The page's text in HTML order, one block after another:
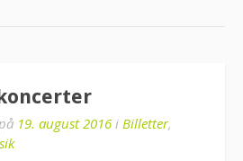
19. august 2016 i Billetter,